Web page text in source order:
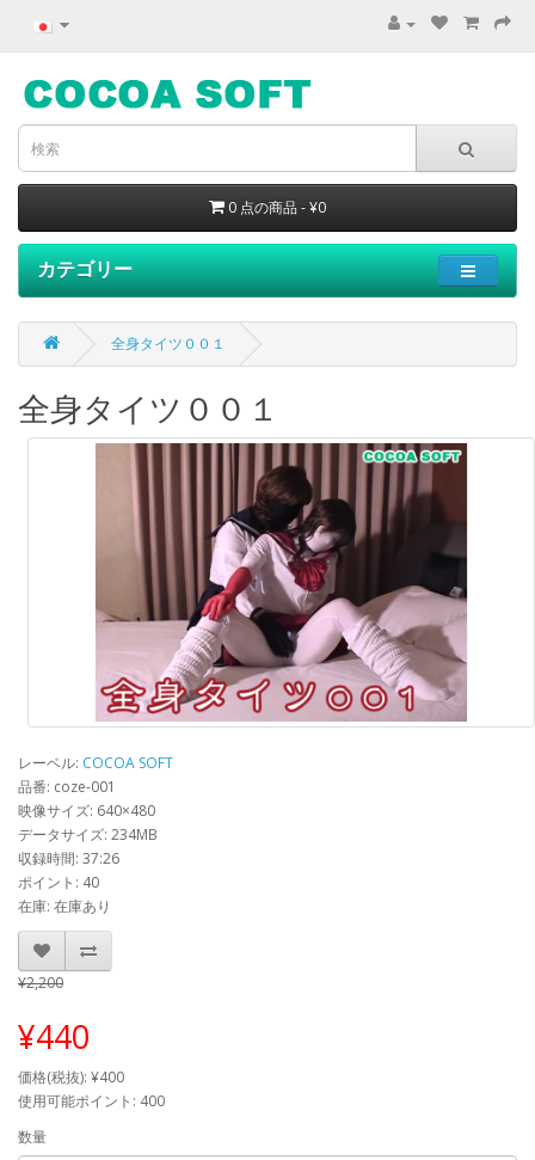
0 点の商品 - ¥0
カテゴリー
全身タイツ００１
全身タイツ００１
レーベル: COCOA SOFT
品番: coze-001
映像サイズ: 640×480
データサイズ: 234MB
収録時間: 37:26
ポイント: 40
在庫: 在庫あり
¥2,200
¥440
価格(税抜): ¥400
使用可能ポイント: 400
数量